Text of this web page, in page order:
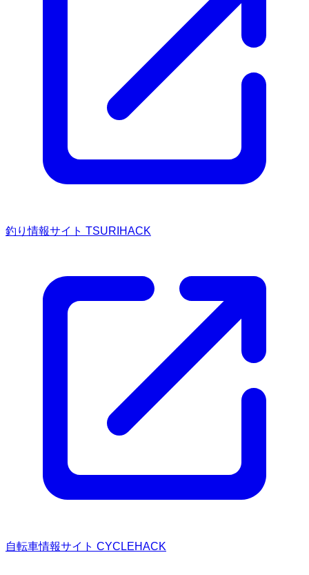
釣り情報サイト TSURIHACK
自転車情報サイト CYCLEHACK